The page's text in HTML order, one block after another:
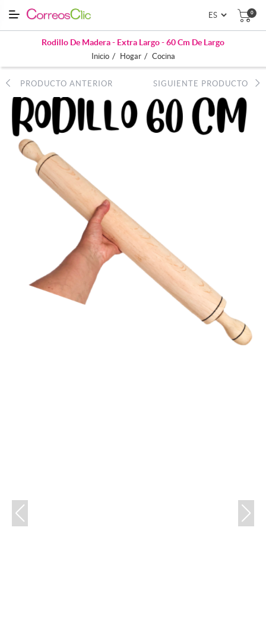
0
Rodillo De Madera - Extra Largo - 60 Cm De Largo
Inicio / Hogar / Cocina
PRODUCTO ANTERIOR SIGUIENTE PRODUCTO